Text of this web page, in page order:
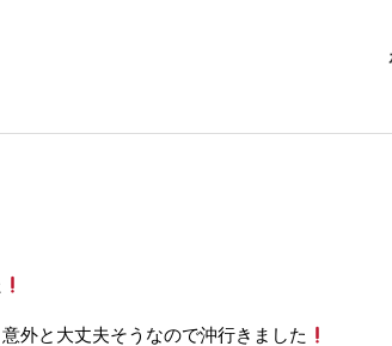
外と大丈夫そうなので沖行きました